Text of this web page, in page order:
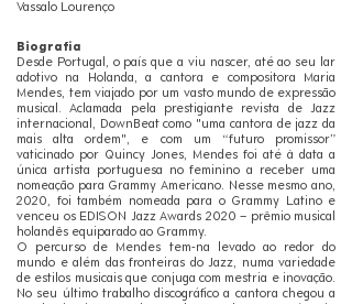
Vassalo Lourenço
Biografia
Desde Portugal, o país que a viu nascer, até ao seu lar
adotivo na Holanda, a cantora e compositora Maria
Mendes, tem viajado por um vasto mundo de expressão
musical. Aclamada pela prestigiante revista de Jazz
internacional, DownBeat como "uma cantora de jazz da
mais alta ordem", e com um “futuro promissor”
vaticinado por Quincy Jones, Mendes foi até à data a
única artista portuguesa no feminino a receber uma
nomeação para Grammy Americano. Nesse mesmo ano,
2020, foi também nomeada para o Grammy Latino e
venceu os EDISON Jazz Awards 2020 – prêmio musical
holandês equiparado ao Grammy.
O percurso de Mendes tem-na levado ao redor do
mundo e além das fronteiras do Jazz, numa variedade
de estilos musicais que conjuga com mestria e inovação.
No seu último trabalho discográfico a cantora chegou a